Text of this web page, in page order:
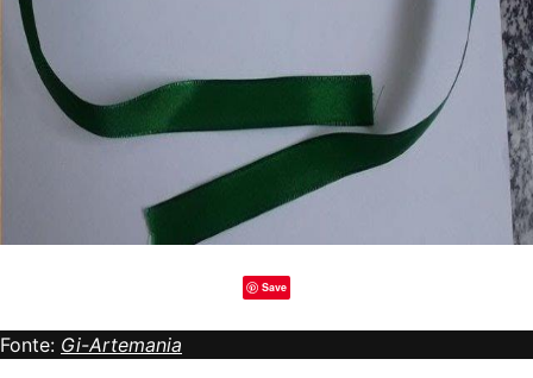
Save
Fonte: Gi-Artemania